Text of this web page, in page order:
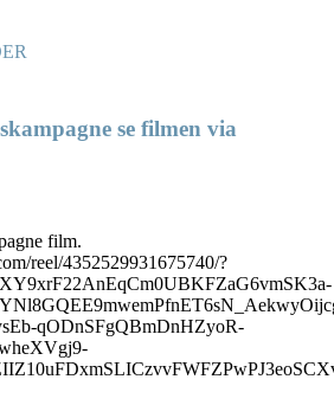
se filmen via
film.
reel/4352529931675740/?
qODnSFgQBmDnHZyoR-